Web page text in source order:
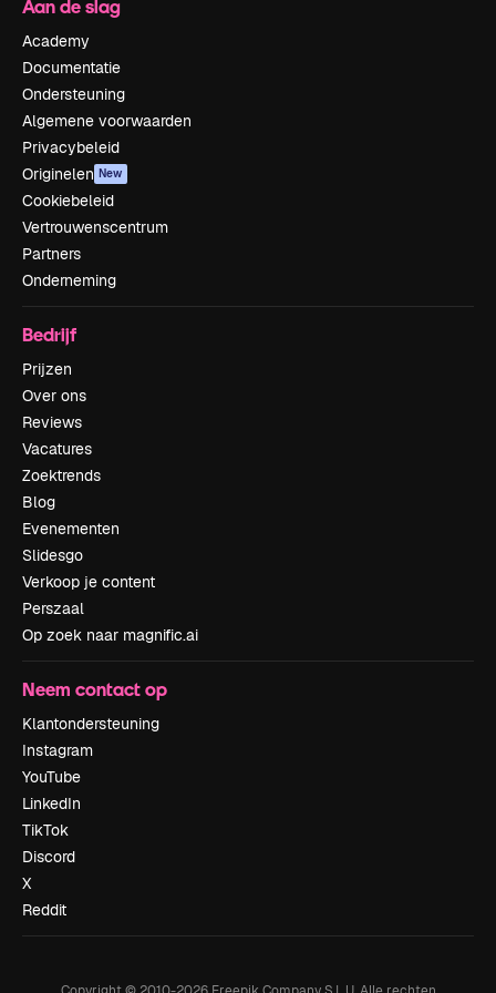
Aan de slag
Academy
Documentatie
Ondersteuning
Algemene voorwaarden
Privacybeleid
Originelen New
Cookiebeleid
Vertrouwenscentrum
Partners
Onderneming
Bedrijf
Prijzen
Over ons
Reviews
Vacatures
Zoektrends
Blog
Evenementen
Slidesgo
Verkoop je content
Perszaal
Op zoek naar magnific.ai
Neem contact op
Klantondersteuning
Instagram
YouTube
LinkedIn
TikTok
Discord
X
Reddit